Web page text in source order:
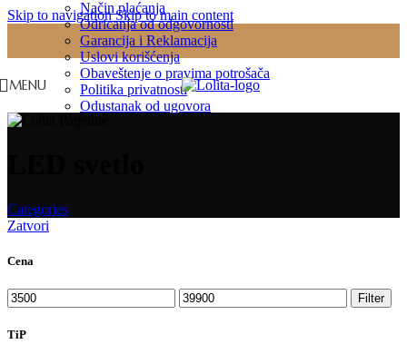
Skip to navigationSkip to main content
Način plaćanja
Odricanja od odgovornosti
Garancija i Reklamacija
Uslovi korišćenja
Obaveštenje o pravima potrošača
Politika privatnosti
Odustanak od ugovora
MENU
Categories
Zatvori
Cena
Minimalna
cena
Maksimalna
cena
Filter
TiP